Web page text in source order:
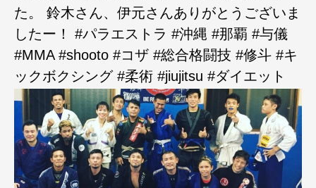
た。 鈴木さん、伊元さんありがとうございま
したー！ #パラエストラ #沖縄 #那覇 #与儀
#MMA #shooto #コザ #総合格闘技 #修斗 #キ
ックボクシング #柔術 #jiujitsu #ダイエット